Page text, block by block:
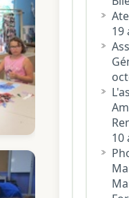
19
10